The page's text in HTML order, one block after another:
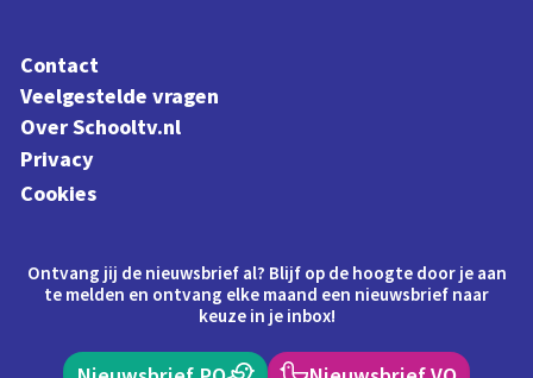
Contact
Veelgestelde vragen
Over Schooltv.nl
Privacy
Cookies
Ontvang jij de nieuwsbrief al? Blijf op de hoogte door je aan
te melden en ontvang elke maand een nieuwsbrief naar
keuze in je inbox!